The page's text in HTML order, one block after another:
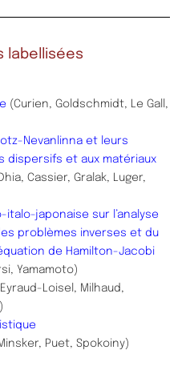
labellisées
(Curien, Goldschmidt, Le Gall,
Nevanlinna et leurs
dispersifs et aux matériaux
Cassier, Gralak, Luger,
japonaise sur l’analyse
problèmes inverses et du
de Hamilton-Jacobi
Yamamoto)
Loisel, Milhaud,
Puet, Spokoiny)